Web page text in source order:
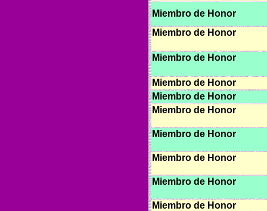
Miembro de Honor
Miembro de Honor
Miembro de Honor
Miembro de Honor
Miembro de Honor
Miembro de Honor
Miembro de Honor
Miembro de Honor
Miembro de Honor
Miembro de Honor